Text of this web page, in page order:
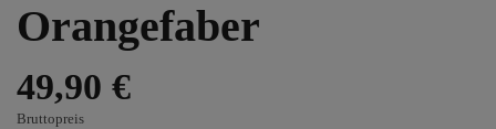
Orangefaber
49,90 €
Bruttopreis